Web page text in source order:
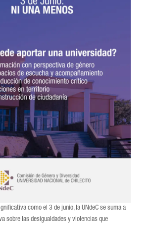
como el 3 de junio, la UNdeC se suma a
sobre las desigualdades y violencias que